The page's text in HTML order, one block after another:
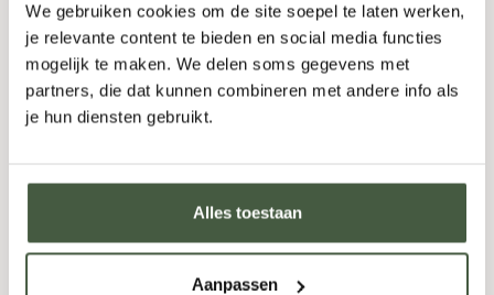
We gebruiken cookies om de site soepel te laten werken,
je relevante content te bieden en social media functies
mogelijk te maken. We delen soms gegevens met
partners, die dat kunnen combineren met andere info als
je hun diensten gebruikt.
Alles toestaan
Aanpassen
Citrus,Fris ,Fruitig,Licht
750ml
+ Doos (6)
TOEVOEGEN